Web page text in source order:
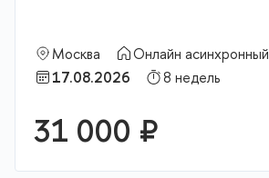
Москва
Онлайн асинхронный
17.08.2026
8 недель
31 000 ₽